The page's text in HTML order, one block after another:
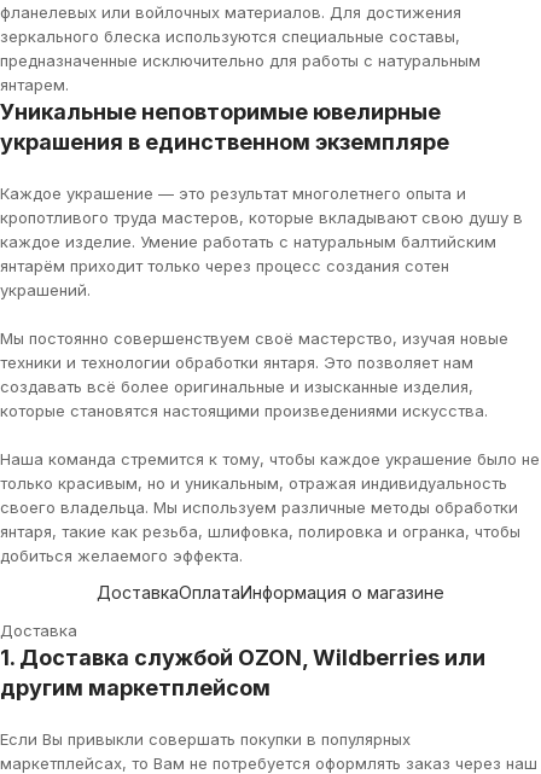
фланелевых или войлочных материалов. Для достижения
зеркального блеска используются специальные составы,
предназначенные исключительно для работы с натуральным
янтарем.
Уникальные неповторимые ювелирные
украшения в единственном экземпляре
Каждое украшение — это результат многолетнего опыта и
кропотливого труда мастеров, которые вкладывают свою душу в
каждое изделие. Умение работать с натуральным балтийским
янтарём приходит только через процесс создания сотен
украшений.
Мы постоянно совершенствуем своё мастерство, изучая новые
техники и технологии обработки янтаря. Это позволяет нам
создавать всё более оригинальные и изысканные изделия,
которые становятся настоящими произведениями искусства.
Наша команда стремится к тому, чтобы каждое украшение было не
только красивым, но и уникальным, отражая индивидуальность
своего владельца. Мы используем различные методы обработки
янтаря, такие как резьба, шлифовка, полировка и огранка, чтобы
добиться желаемого эффекта.
ДоставкаОплатаИнформация о магазине
Доставка
1. Доставка службой OZON, Wildberries или
другим маркетплейсом
Если Вы привыкли совершать покупки в популярных
маркетплейсах, то Вам не потребуется оформлять заказ через наш